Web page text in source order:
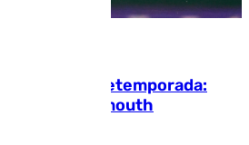
Isco en la pretemporada:
el Bournemouth